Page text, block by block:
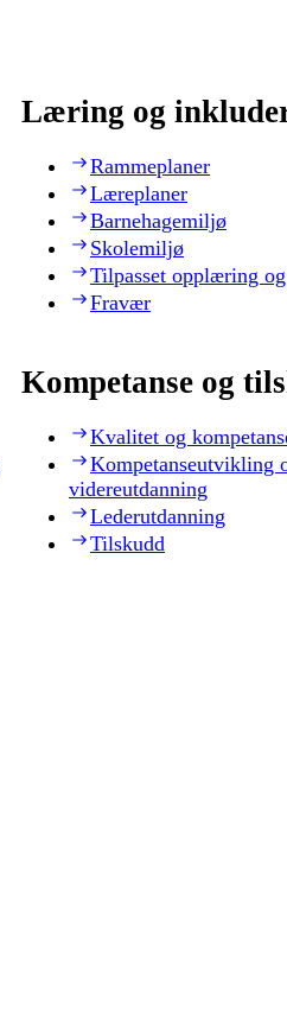
Læring og
Rammeplaner
Læreplaner
Barnehagemiljø
Skolemiljø
Tilpasset opplæring
Fravær
Kompetanse og
Kvalitet og
Kompetanseutvikling
videreutdanning
Lederutdanning
Tilskudd